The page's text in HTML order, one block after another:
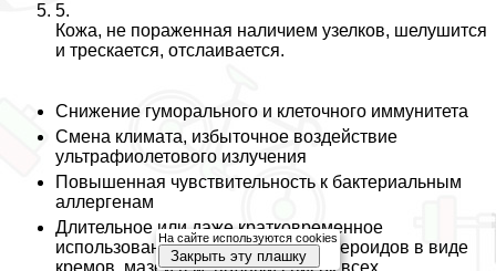
5.
Кожа, не пораженная наличием узелков, шелушится
и трескается, отслаивается.
Снижение гумopaльного и клеточного иммунитета
Смена климата, избыточное воздействие
ультрафиолетового излучения
Повышенная чувствительность к бактериальным
аллергенам
Длительное или даже кратковременное
использование местных кортикостероидов в виде
На сайте используются cookies
Закрыть эту плашку